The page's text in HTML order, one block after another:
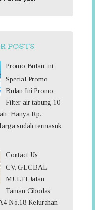
POSTS
Promo Bulan Ini
Special Promo
Bulan Ini Promo
Filter air tabung 10
Hanya Rp.
sudah termasuk
Contact Us
CV. GLOBAL
MULTI Jalan
Taman Cibodas
No.18 Kelurahan